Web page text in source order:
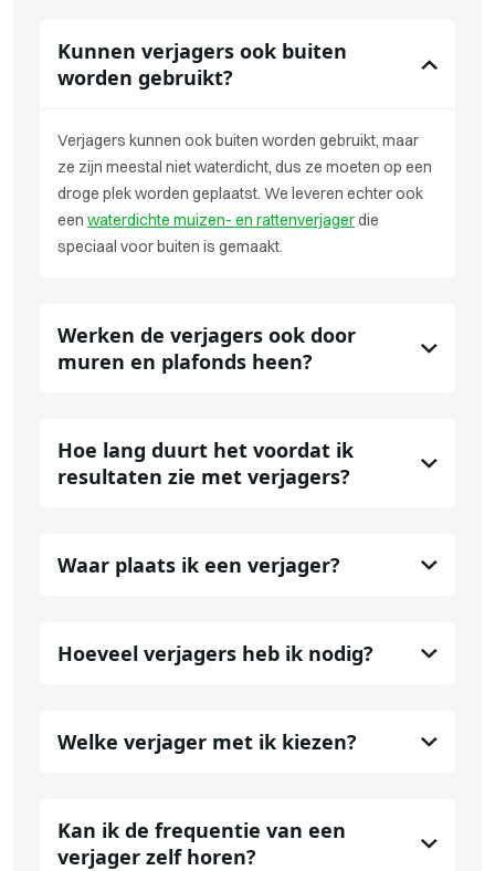
Kunnen verjagers ook buiten
worden gebruikt?
Verjagers kunnen ook buiten worden gebruikt, maar
ze zijn meestal niet waterdicht, dus ze moeten op een
droge plek worden geplaatst. We leveren echter ook
een waterdichte muizen- en rattenverjagerdie
speciaal voor buiten is gemaakt.
Werken de verjagers ook door
muren en plafonds heen?
Hoe lang duurt het voordat ik
resultaten zie met verjagers?
Waar plaats ik een verjager?
Hoeveel verjagers heb ik nodig?
Welke verjager met ik kiezen?
Kan ik de frequentie van een
verjager zelf horen?